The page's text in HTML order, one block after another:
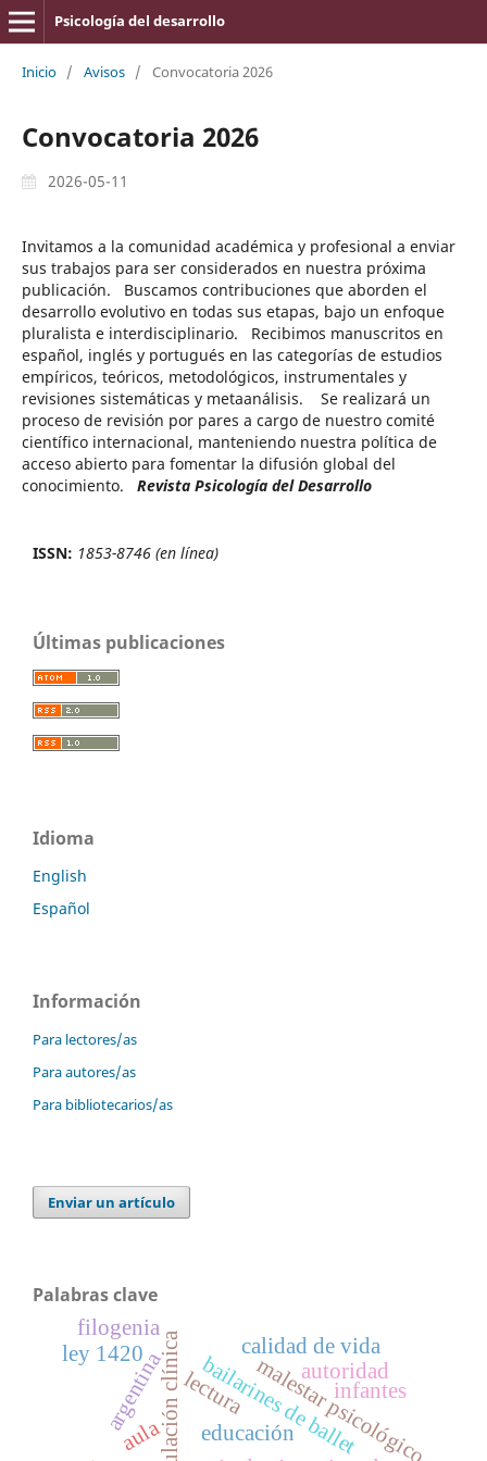
Psicología del desarrollo
Inicio / Avisos / Convocatoria 2026
Convocatoria 2026
2026-05-11
Invitamos a la comunidad académica y profesional a enviar
sus trabajos para ser considerados en nuestra próxima
publicación. Buscamos contribuciones que aborden el
desarrollo evolutivo en todas sus etapas, bajo un enfoque
pluralista e interdisciplinario. Recibimos manuscritos en
español, inglés y portugués en las categorías de estudios
empíricos, teóricos, metodológicos, instrumentales y
revisiones sistemáticas y metaanálisis. Se realizará un
proceso de revisión por pares a cargo de nuestro comité
científico internacional, manteniendo nuestra política de
acceso abierto para fomentar la difusión global del
conocimiento. Revista Psicología del Desarrollo
ISSN: 1853-8746 (en línea)
Últimas publicaciones
Idioma
English
Español
Información
Para lectores/as
Para autores/as
Para bibliotecarios/as
Enviar un artículo
Palabras clave
simulación clínica malestar psicológico
bailarines de ballet
argentina
calidad de vida
infantes
lectura
educación
ley 1420
aula
autoridad
filogenia